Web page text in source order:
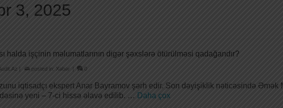
3, 2025
halda işçinin məlumatlarının digər şəxslərə ötürülməsi qadağandır?
| posted in: Xəbər | 0
iqtisadçı ekspert Anar Bayramov şərh edir. Son dəyişiklik nəticəsində Əmək
yeni – 7-ci hissə əlavə edilib. … Daha çox